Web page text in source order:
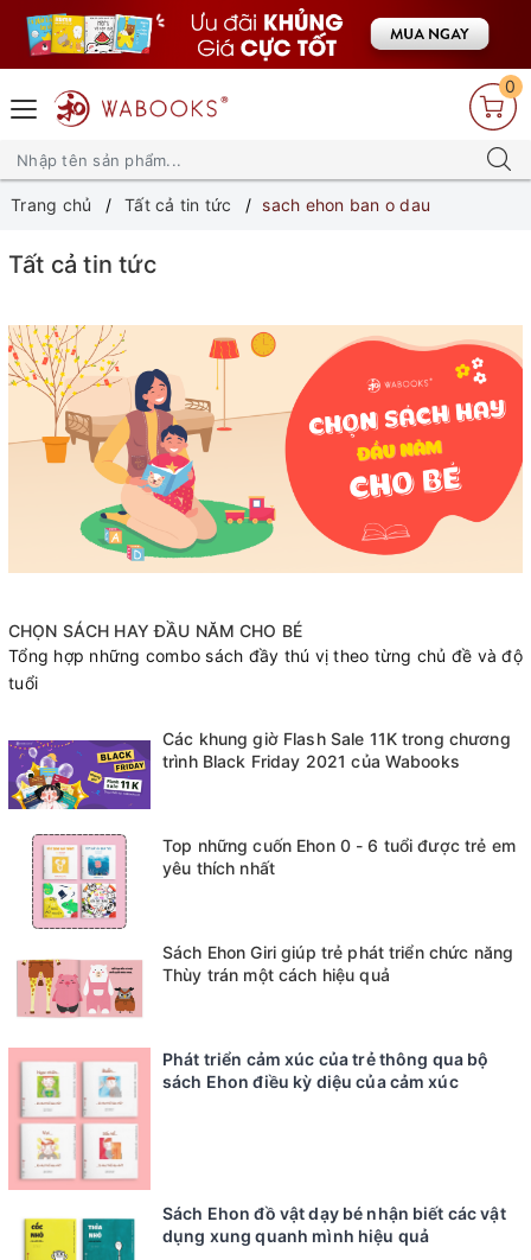
0
Trang chủ Tất cả tin tức sach ehon ban o dau
Tất cả tin tức
CHỌN SÁCH HAY ĐẦU NĂM CHO BÉ
Tổng hợp những combo sách đầy thú vị theo từng chủ đề và độ
tuổi
Các khung giờ Flash Sale 11K trong chương
trình Black Friday 2021 của Wabooks
Top những cuốn Ehon 0 - 6 tuổi được trẻ em
yêu thích nhất
Sách Ehon Giri giúp trẻ phát triển chức năng
Thùy trán một cách hiệu quả
Phát triển cảm xúc của trẻ thông qua bộ
sách Ehon điều kỳ diệu của cảm xúc
Sách Ehon đồ vật dạy bé nhận biết các vật
dụng xung quanh mình hiệu quả